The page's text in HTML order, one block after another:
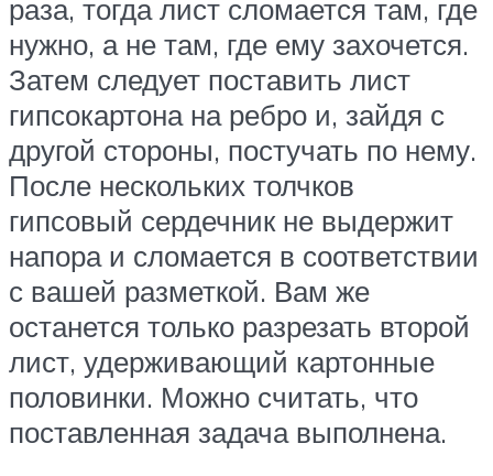
раза, тогда лист сломается там, где
нужно, а не там, где ему захочется.
Затем следует поставить лист
гипсокартона на ребро и, зайдя с
другой стороны, постучать по нему.
После нескольких толчков
гипсовый сердечник не выдержит
напора и сломается в соответствии
с вашей разметкой. Вам же
останется только разрезать второй
лист, удерживающий картонные
половинки. Можно считать, что
поставленная задача выполнена.